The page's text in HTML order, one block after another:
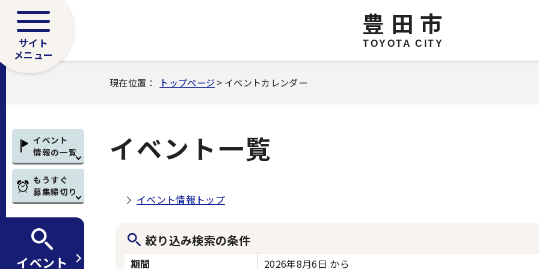
豊田市
TOYOTA CITY
サイト
メニュー
現在位置： トップページ > イベントカレンダー
イベント一覧
イベント情報トップ
イベント
情報の一覧
もうすぐ
募集締切り
イベント
絞り込み検索の条件
期間 2026年8月6日 から